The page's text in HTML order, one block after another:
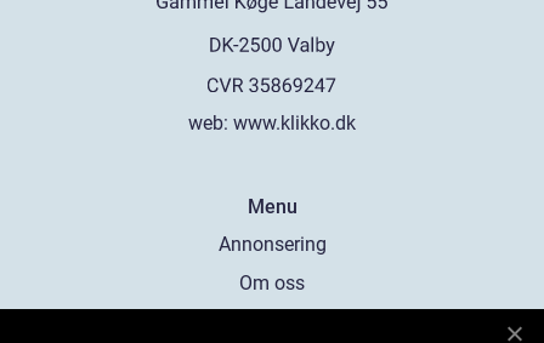
web: www.klikko.dk
Menu
Annonsering
Om oss